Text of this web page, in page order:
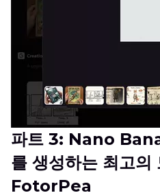
파트 3: Nano
를 생성하는 최고
FotorPea